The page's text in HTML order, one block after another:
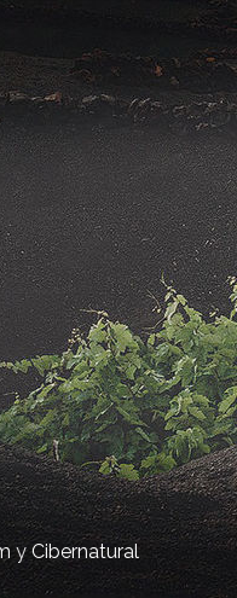
yCibernatural